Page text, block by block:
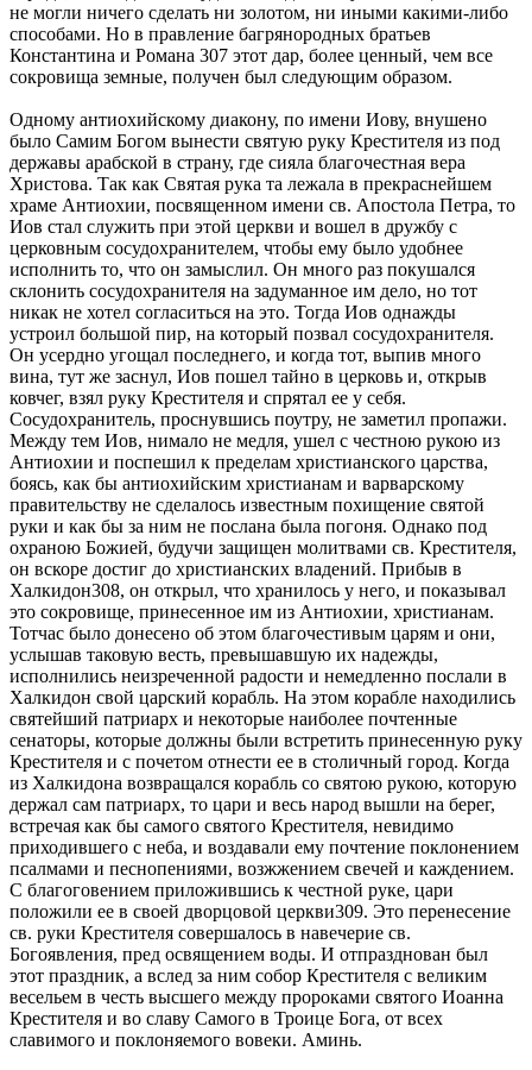
не могли ничего сделать ни золотом, ни иными какими-либо
способами. Но в правление багрянородных братьев
Константина и Романа 307 этот дар, более ценный, чем все
сокровища земные, получен был следующим образом.
Одному антиохийскому диакону, по имени Иову, внушено
было Самим Богом вынести святую руку Крестителя из под
державы арабской в страну, где сияла благочестная вера
Христова. Так как Святая рука та лежала в прекраснейшем
храме Антиохии, посвященном имени св. Апостола Петра, то
Иов стал служить при этой церкви и вошел в дружбу с
церковным сосудохранителем, чтобы ему было удобнее
исполнить то, что он замыслил. Он много раз покушался
склонить сосудохранителя на задуманное им дело, но тот
никак не хотел согласиться на это. Тогда Иов однажды
устроил большой пир, на который позвал сосудохранителя.
Он усердно угощал последнего, и когда тот, выпив много
вина, тут же заснул, Иов пошел тайно в церковь и, открыв
ковчег, взял руку Крестителя и спрятал ее у себя.
Сосудохранитель, проснувшись поутру, не заметил пропажи.
Между тем Иов, нимало не медля, ушел с честною рукою из
Антиохии и поспешил к пределам христианского царства,
боясь, как бы антиохийским христианам и варварскому
правительству не сделалось известным похищение святой
руки и как бы за ним не послана была погоня. Однако под
охраною Божией, будучи защищен молитвами св. Крестителя,
он вскоре достиг до христианских владений. Прибыв в
Халкидон308, он открыл, что хранилось у него, и показывал
это сокровище, принесенное им из Антиохии, христианам.
Тотчас было донесено об этом благочестивым царям и они,
услышав таковую весть, превышавшую их надежды,
исполнились неизреченной радости и немедленно послали в
Халкидон свой царский корабль. На этом корабле находились
святейший патриарх и некоторые наиболее почтенные
сенаторы, которые должны были встретить принесенную руку
Крестителя и с почетом отнести ее в столичный город. Когда
из Халкидона возвращался корабль со святою рукою, которую
держал сам патриарх, то цари и весь народ вышли на берег,
встречая как бы самого святого Крестителя, невидимо
приходившего с неба, и воздавали ему почтение поклонением
псалмами и песнопениями, возжжением свечей и каждением.
С благоговением приложившись к честной руке, цари
положили ее в своей дворцовой церкви309. Это перенесение
св. руки Крестителя совершалось в навечерие св.
Богоявления, пред освящением воды. И отпразднован был
этот праздник, а вслед за ним собор Крестителя с великим
весельем в честь высшего между пророками святого Иоанна
Крестителя и во славу Самого в Троице Бога, от всех
славимого и поклоняемого вовеки. Аминь.